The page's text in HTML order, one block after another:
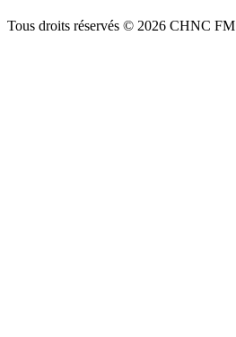
Tous droits réservés © 2026 CHNC FM